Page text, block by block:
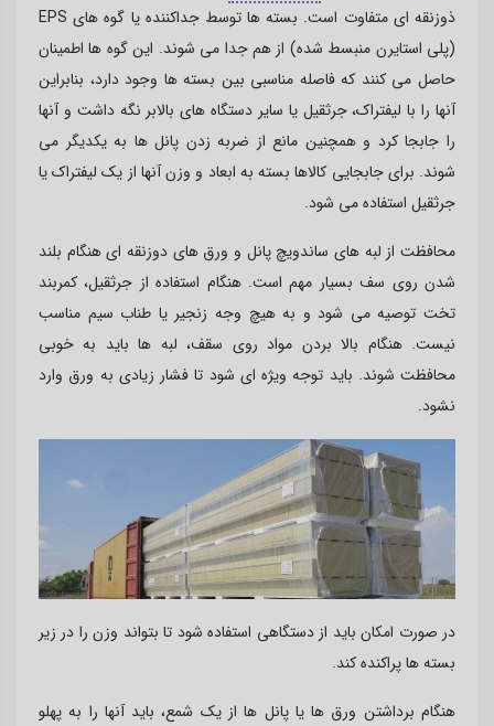
ذوزنقه ای متفاوت است. بسته ها توسط جداکننده یا گوه های EPS
(پلی استایرن منبسط شده) از هم جدا می شوند. این گوه ها اطمینان
حاصل می کنند که فاصله مناسبی بین بسته ها وجود دارد، بنابراین
آنها را با لیفتراک، جرثقیل یا سایر دستگاه های بالابر نگه داشت و آنها
را جابجا کرد و همچنین مانع از ضربه زدن پانل ها به یکدیگر می
شوند. برای جابجایی کالاها بسته به ابعاد و وزن آنها از یک لیفتراک یا
جرثقیل استفاده می شود.
محافظت از لبه های ساندویچ پانل و ورق های دوزنقه ای هنگام بلند
شدن روی سف بسیار مهم است. هنگام استفاده از جرثقیل، کمربند
تخت توصیه می شود و به هیچ وجه زنجیر یا طناب سیم مناسب
نیست. هنگام بالا بردن مواد روی سقف، لبه ها باید به خوبی
محافظت شوند. باید توجه ویژه ای شود تا فشار زیادی به ورق وارد
نشود.
در صورت امکان باید از دستگاهی استفاده شود تا بتواند وزن را در زیر
بسته ها پراکنده کند.
هنگام برداشتن ورق ها یا پانل ها از یک شمع، باید آنها را به پهلو